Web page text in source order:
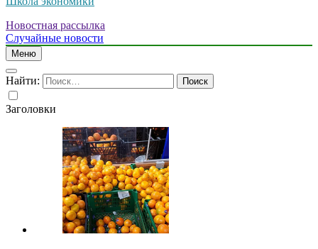
Новостная рассылка
Случайные новости
Меню
Найти:
Заголовки